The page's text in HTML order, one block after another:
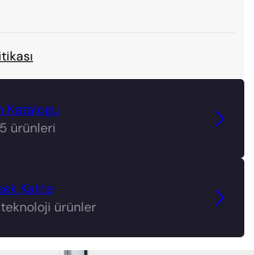
Katalogu
ürünleri
Kalite
teknoloji ürünler